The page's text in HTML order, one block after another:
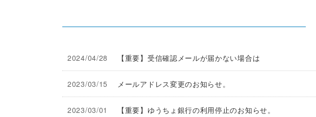
2024/04/28 【重要】受信確認メールが届かない場合は
2023/03/15 メールアドレス変更のお知らせ。
2023/03/01 【重要】ゆうちょ銀行の利用停止のお知らせ。